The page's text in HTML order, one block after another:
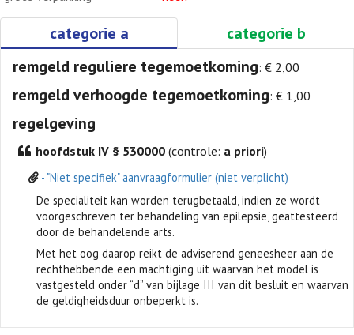
categorie a
categorie b
remgeld reguliere tegemoetkoming: € 2,00
remgeld verhoogde tegemoetkoming: € 1,00
regelgeving
hoofdstuk IV § 530000 (controle: a priori)
- "Niet specifiek" aanvraagformulier (niet verplicht)
De specialiteit kan worden terugbetaald, indien ze wordt
voorgeschreven ter behandeling van epilepsie, geattesteerd
door de behandelende arts.
Met het oog daarop reikt de adviserend geneesheer aan de
rechthebbende een machtiging uit waarvan het model is
vastgesteld onder “d” van bijlage III van dit besluit en waarvan
de geldigheidsduur onbeperkt is.